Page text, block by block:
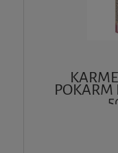
POKARM